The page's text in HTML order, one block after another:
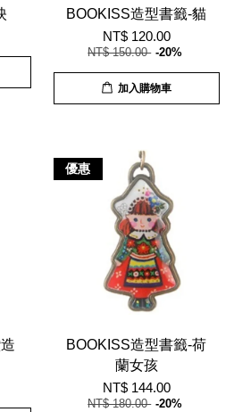
BOOKISS造型書籤-貓
NT$ 120.00
NT$ 150.00 -20%
加入購物車
優惠
BOOKISS造型書籤-荷
蘭女孩
NT$ 144.00
NT$ 180.00 -20%